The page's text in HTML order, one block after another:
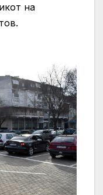
на